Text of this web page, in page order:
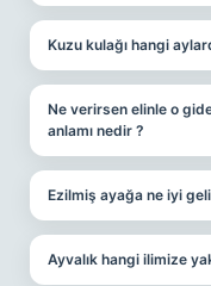
Kuzu kulağı hangi
Ne verirsen elinle o
anlamı nedir ?
Ezilmiş ayağa ne iyi
Ayvalık hangi ilimize